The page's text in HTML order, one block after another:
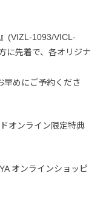
(VIZL-1093/VICL-
に先着で、各オリジナ
めにご予約くださ
オンライン限定特典
オンラインショッピ